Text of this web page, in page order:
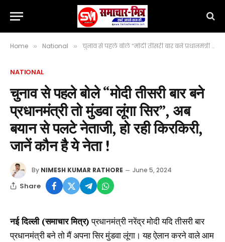
Home » National » चुनाव से पहले बोले “मोदी तीसरी बार बने प्रधानमंत्री तो मुंडवा लूंगा सिर”, अब बयान से पलटे नेताजी, हो रही किरकिरी, जानें कौन है ये नेता !
NATIONAL
चुनाव से पहले बोले “मोदी तीसरी बार बने
प्रधानमंत्री तो मुंडवा लूंगा सिर”, अब
बयान से पलटे नेताजी, हो रही किरकिरी,
जानें कौन है ये नेता !
By NIMESH KUMAR RATHORE June 5, 2024
Share
नई दिल्ली (समाचार मित्र)प्रधानमंत्री नरेंद्र मोदी यदि तीसरी बार
प्रधानमंत्री बने तो मैं अपना सिर मुंडवा लूंगा। यह ऐलान करने वाले आम